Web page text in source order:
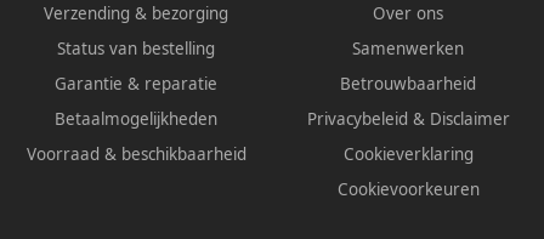
Verzending & bezorging
Status van bestelling
Garantie & reparatie
Betaalmogelijkheden
Voorraad & beschikbaarheid
Over ons
Samenwerken
Betrouwbaarheid
Privacybeleid & Disclaimer
Cookieverklaring
Cookievoorkeuren